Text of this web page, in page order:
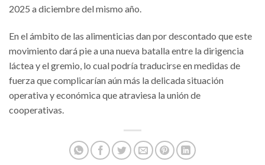
2025 a diciembre del mismo año.
En el ámbito de las alimenticias dan por descontado que este
movimiento dará pie a una nueva batalla entre la dirigencia
láctea y el gremio, lo cual podría traducirse en medidas de
fuerza que complicarían aún más la delicada situación
operativa y económica que atraviesa la unión de
cooperativas.